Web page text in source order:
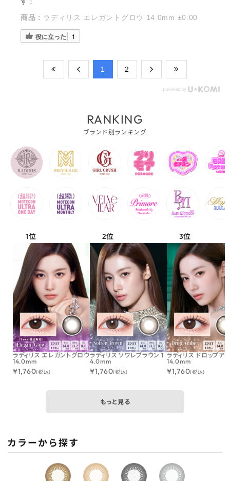
商品： ラディリス エレガントグロウ 14.0mm ±0.00
役に立った 1
​1 ​2
RANKING
ブランド別ランキング
ラディリス エレガントグロウ
14.0mm
¥1,760(税込)
ラディリス ソワレブラウン 1
4.0mm
¥1,760(税込)
ラディリス ドロップア
14.0mm
¥1,760(税込)
もっと見る
カラーから探す